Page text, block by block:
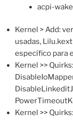
acpi-
Kernel > Add:
usadas,
específico para
Kernel >>
Kernel >>